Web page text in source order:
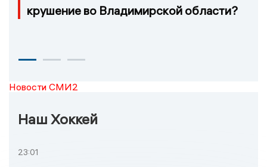
крушение во Владимирской области?
Новости СМИ2
Наш Хоккей
23:01